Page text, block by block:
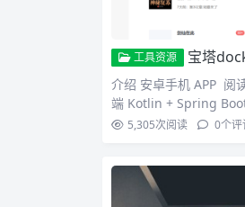
工具资源 宝塔docker安装“阅读
介绍 安卓手机 APP 阅
端 Kotlin + Spring
5,305次阅读 0个评